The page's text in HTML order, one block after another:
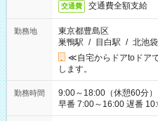
交通費 交通費全額支給
勤務地
東京都豊島区
巣鴨駅 / 目白駅 / 北池
≪自宅からドアtoドア
します。
勤務時間
9:00～18:00（休憩60分） ■ご希望があれば下記シフトもOK！
早番 7:00～16:00 遅番
と休みを合わせたい」 「